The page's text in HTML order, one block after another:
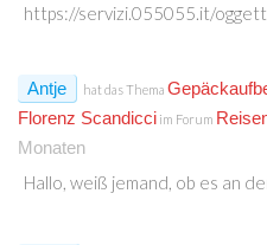
https://servizi.055055.it/
Antje hat das Thema
Florenz Scandicci im Forum
Monaten
Hallo, weiß jemand, ob es an